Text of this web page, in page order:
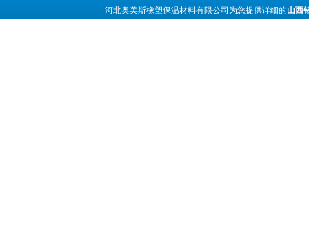
河北奥美斯橡塑保温材料有限公司为您提供详细的山西